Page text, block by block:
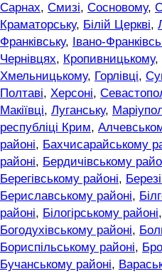
Сарнах, Смизі, Сосновому,
Краматорську, Білій Церкві,
Франківську, Івано-
Чернівцях, Кропивницькому,
Хмельницькому, Горлівці,
Полтаві, Херсоні,
Макіївці, Луганську,
республіці Крим,
районі, Бахчисарайському
районі, Бердичівському
Берегівському районі,
Бериславському районі,
районі, Білогірському районі,
Богодухівському районі,
Бориспільському районі,
Бучанському районі,